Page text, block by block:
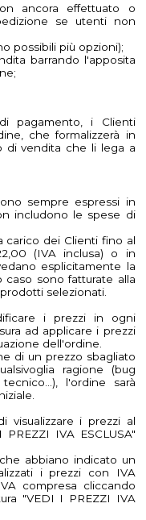
ancora effettuato o
se utenti non
possibili più opzioni);
barrando l'apposita
pagamento, i Clienti
che formalizzerà in
di vendita che li lega a
sempre espressi in
includono le spese di
carico dei Clienti fino al
(IVA inclusa) o in
esplicitamente la
caso sono fatturate alla
selezionati.
i prezzi in ogni
ad applicare i prezzi
dell'ordine.
di un prezzo sbagliato
ragione (bug
l'ordine sarà
visualizzare i prezzi al
IVA ESCLUSA"
abbiano indicato un
i prezzi con IVA
compresa cliccando
"VEDI I PREZZI IVA